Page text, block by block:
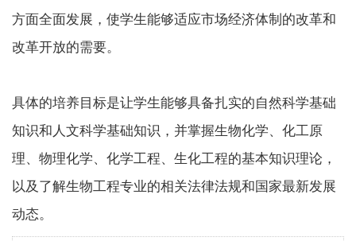
方面全面发展，使学生能够适应市场经济体制的改革和
改革开放的需要。
具体的培养目标是让学生能够具备扎实的自然科学基础
知识和人文科学基础知识，并掌握生物化学、化工原
理、物理化学、化学工程、生化工程的基本知识理论，
以及了解生物工程专业的相关法律法规和国家最新发展
动态。